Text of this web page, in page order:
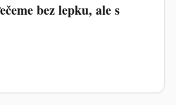
bez lepku, ale s